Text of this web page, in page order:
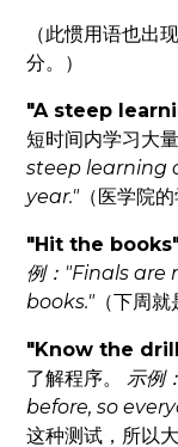
（此惯用语也出
分。）
"A steep
短时间内学习大
steep learning
year."（医学院的
"Hit the
例："Finals
books."（下周就
"Know the
了解程序。示例
before, so
这种测试，所以